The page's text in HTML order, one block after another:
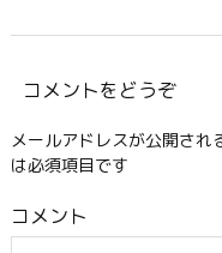
コメントをどうぞ
メールアドレスが公開され
は必須項目です
コメント